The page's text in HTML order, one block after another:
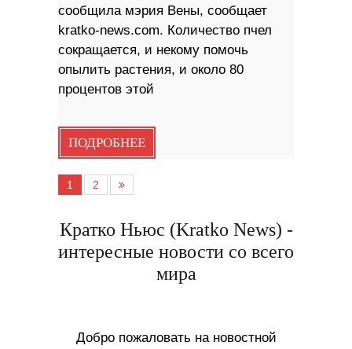
сообщила мэрия Вены, сообщает
kratko-news.com. Количество пчел
сокращается, и некому помочь
опылить растения, и около 80
процентов этой
ПОДРОБНЕЕ
1 2
Кратко Ньюс (Kratko News) -
интересные новости со всего
мира
Добро пожаловать на новостной